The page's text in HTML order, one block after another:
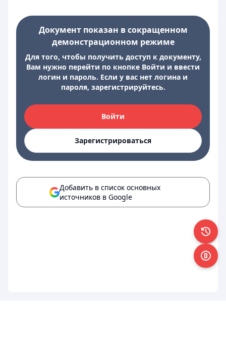
Документ показан в сокращенном
демонстрационном режиме
Для того, чтобы получить доступ к документу,
Вам нужно перейти по кнопке Войти и ввести
логин и пароль. Если у вас нет логина и
пароля, зарегистрируйтесь.
Войти
Зарегистрироваться
Добавить в список основных
источников в Google